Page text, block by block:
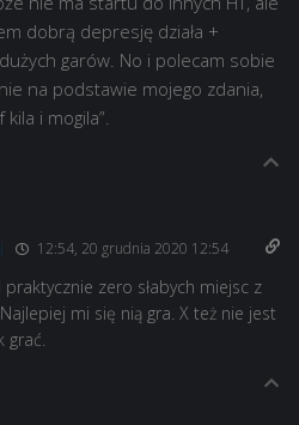
dobrą depresję działa +
garów. No i polecam sobie
na podstawie mojego zdania,
i mogila”.
12:54, 20 grudnia 2020 12:54
praktycznie zero słabych miejsc z
mi się nią gra. X też nie jest
grać.